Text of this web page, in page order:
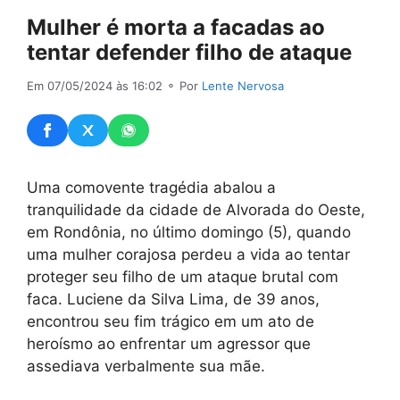
Mulher é morta a facadas ao
tentar defender filho de ataque
Em 07/05/2024 às 16:02 ⚬ Por Lente Nervosa
Uma comovente tragédia abalou a
tranquilidade da cidade de Alvorada do Oeste,
em Rondônia, no último domingo (5), quando
uma mulher corajosa perdeu a vida ao tentar
proteger seu filho de um ataque brutal com
faca. Luciene da Silva Lima, de 39 anos,
encontrou seu fim trágico em um ato de
heroísmo ao enfrentar um agressor que
assediava verbalmente sua mãe.